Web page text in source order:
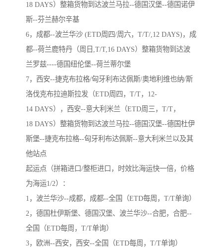
18 DAYS）整箱货物到达波兰马拉--德国汉堡--德国诺伊
斯--芬兰赫尔辛基
6，成都--波兰华沙 (ETD周四/周六，T/T/,12 DAYS)，成
都--荷兰鹿特丹（周日,T/T,16 DAYS）整箱货物到达波
兰罗兹----德国纽伦堡--荷兰蒂尔堡
7，西安--捷克布拉格/匈牙利布达佩斯/奥地利维也纳/斯
洛伐克布拉迪斯拉发（ETD周四，T/T，12-
14 DAYS），西安--意大利米兰（ETD周三，T/T，
18 DAYS）整箱货物到达波兰马拉--德国汉堡--德国杜伊
斯堡--捷克布拉格--匈牙利布达佩斯--意大利米兰以及其
他站点
起运点（拼箱进口/整柜进口，时效比海运快一倍，价格
为海运1/2）：
1，波兰华沙--成都，成都--全国（ETD每周，T/T单询）
2，德国杜伊斯堡、德国汉堡、波兰华沙--合肥，合肥--
全国（ETD每周，T/T单询）
3，欧洲--西安，西安--全国（ETD每周，T/T单询）